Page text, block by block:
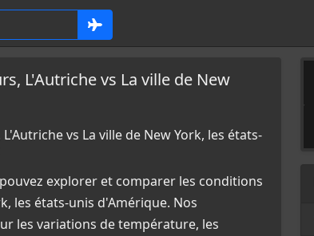
L'Autriche vs La ville de New
vs La ville de New York, les états-
explorer et comparer les conditions
les états-unis d'Amérique. Nos
les variations de température, les